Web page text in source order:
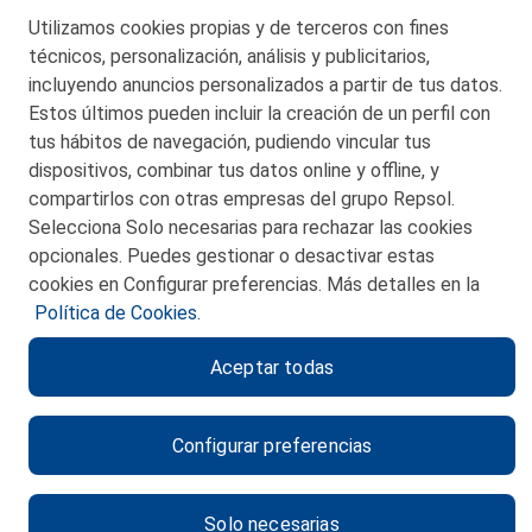
© 2026 Petronor S.A.
CONTACTO
MAPA WEB
POLITICA DE PRIVACIDAD
POLITICA DE COOKIES
CANAL DE ÉTICA
Utilizamos cookies propias y de terceros con fines
técnicos, personalización, análisis y publicitarios,
incluyendo anuncios personalizados a partir de tus datos.
Estos últimos pueden incluir la creación de un perfil con
tus hábitos de navegación, pudiendo vincular tus
dispositivos, combinar tus datos online y offline, y
compartirlos con otras empresas del grupo Repsol.
Selecciona Solo necesarias para rechazar las cookies
opcionales. Puedes gestionar o desactivar estas
cookies en Configurar preferencias. Más detalles en la
Política de Cookies.
Configurar preferencias
Solo necesarias
Aceptar todas